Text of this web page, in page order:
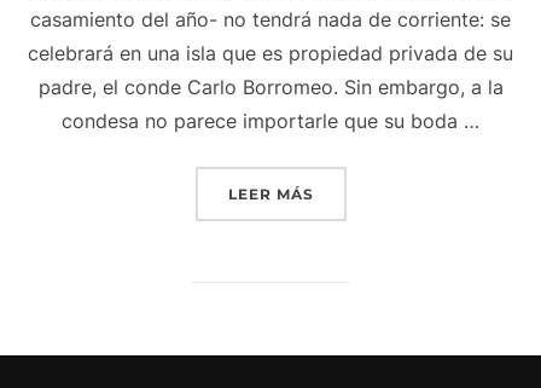
casamiento del año- no tendrá nada de corriente: se
celebrará en una isla que es propiedad privada de su
padre, el conde Carlo Borromeo. Sin embargo, a la
condesa no parece importarle que su boda …
LEER MÁS«CAMISETA DE ITALIA